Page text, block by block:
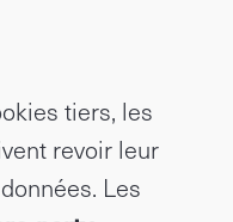
tiers, les
revoir leur
Les